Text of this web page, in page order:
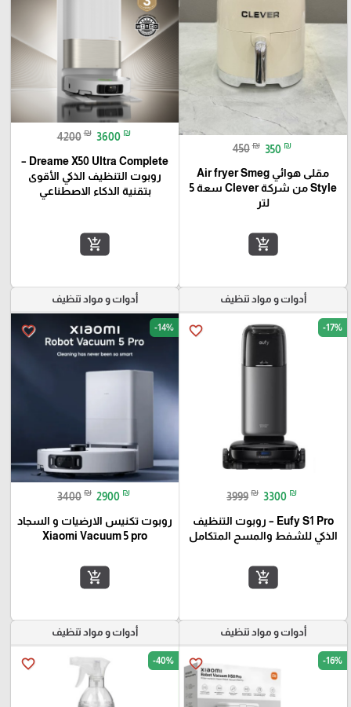
450 ₪ 350 ₪
مقلى هوائي Air fryer Smeg
Style من شركة Clever سعة 5
لتر
add_shopping_cart
4200 ₪ 3600 ₪
Dreame X50 Ultra Complete –
روبوت التنظيف الذكي الأقوى
بتقنية الذكاء الاصطناعي
add_shopping_cart
أدوات و مواد تنظيف
favorite_border -17%
3999 ₪ 3300 ₪
Eufy S1 Pro – روبوت التنظيف
الذكي للشفط والمسح المتكامل
add_shopping_cart
أدوات و مواد تنظيف
favorite_border -14%
3400 ₪ 2900 ₪
روبوت تكنيس الارضيات و السجاد
Xiaomi Vacuum 5 pro
add_shopping_cart
أدوات و مواد تنظيف
favorite_border -16%
أدوات و مواد تنظيف
favorite_border -40%